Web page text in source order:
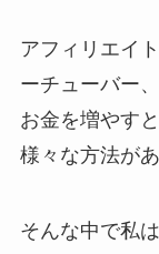
アフィリエイ
ーチューバー
お金を増やす
様々な方法があ
そんな中で私